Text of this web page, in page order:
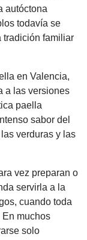
autóctona
todavía se
tradición familiar
en Valencia,
a las versiones
paella
sabor del
verduras y las
vez preparan o
servirla a la
cuando toda
En muchos
solo